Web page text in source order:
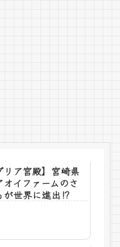
リア宮殿】宮崎県
オイファームのさ
が世界に進出⁉